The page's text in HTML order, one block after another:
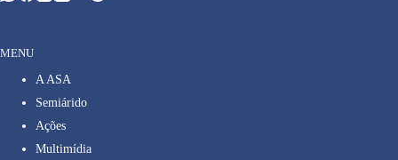
MENU
A ASA
Semiárido
Ações
Multimídia